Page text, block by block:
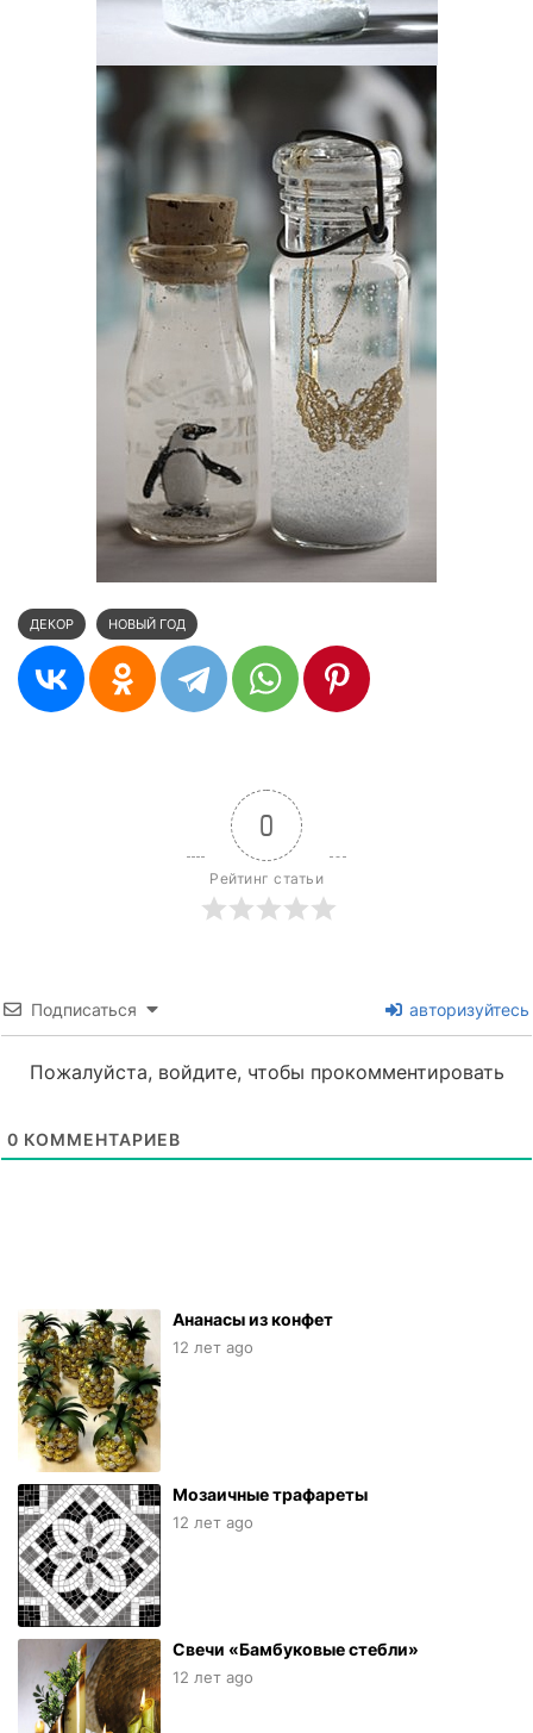
ДЕКОР НОВЫЙ ГОД
0
Рейтинг статьи
Подписаться авторизуйтесь
Пожалуйста, войдите, чтобы прокомментировать
0 КОММЕНТАРИЕВ
Ананасы из конфет
12 лет ago
Мозаичные трафареты
12 лет ago
Свечи «Бамбуковые стебли»
12 лет ago